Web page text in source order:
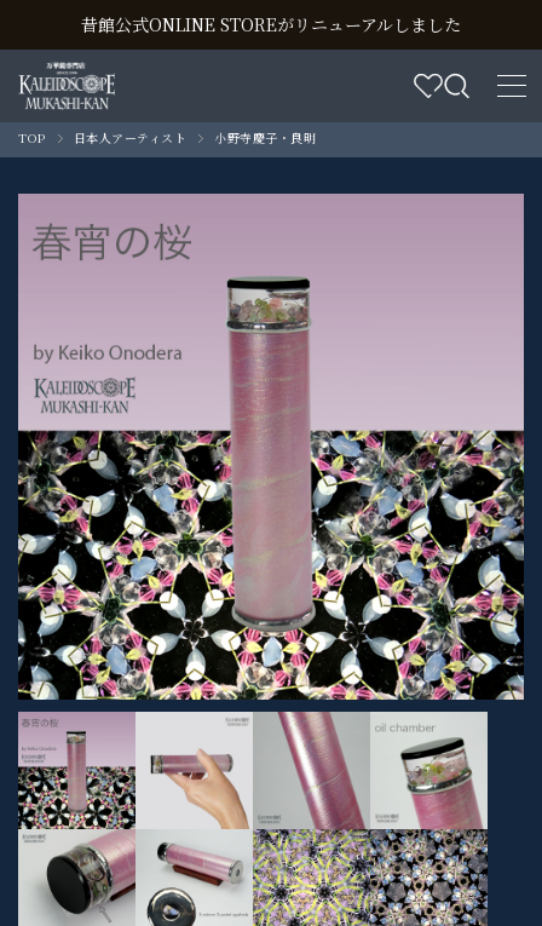
昔館公式ONLINE STOREがリニューアルしました
TOP 日本人アーティスト 小野寺慶子・良明